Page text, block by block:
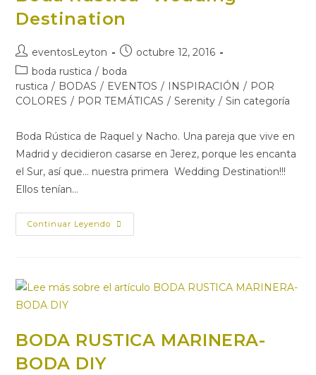
Destination
eventosLeyton
octubre 12, 2016
boda rustica / boda
rustica / BODAS / EVENTOS / INSPIRACIÓN / POR
COLORES / POR TEMÁTICAS / Serenity / Sin categoría
Boda Rústica de Raquel y Nacho. Una pareja que vive en
Madrid y decidieron casarse en Jerez, porque les encanta
el Sur, así que... nuestra primera Wedding Destination!!!
Ellos tenían…
Continuar Leyendo
BODA RUSTICA MARINERA-
BODA DIY